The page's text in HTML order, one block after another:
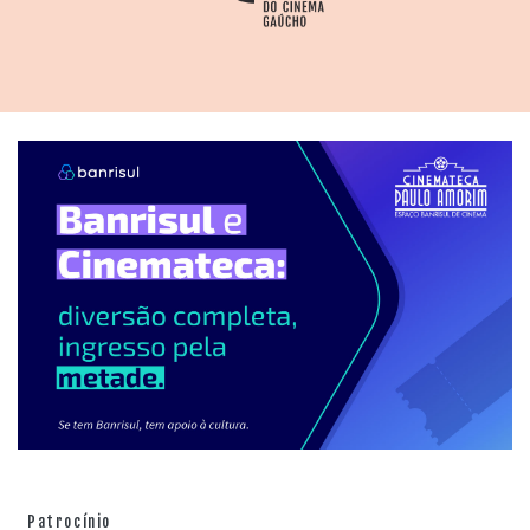
uma mutilação numa banheira, possível graças ao uso
erva mate, gerando uma combinação de péssimo cheiro
no set. Um corante vermelho xadrez também foi
aproveitado em algumas sequências, gerando
problemas adicionais nos corpos dos atores Marcos
Braun e Susana Manica – que depois adotaria o
pseudônimo de Madame Z. Balas de espingarda,
recarregáveis com pólvora e espoleta, estiveram à
disposição. Segundo pesquisa do diretor gaúcho Felipe
M. Guerra, o roteiro foi inspirado em um caso real: os
homicídios cometidos pelos irmãos Ibraim e Henrique
de Oliveira no interior do Rio de Janeiro, entre 1991 e
1995. Eles ficaram conhecidos como "Os Irmãos
mortos.
Patrocínio